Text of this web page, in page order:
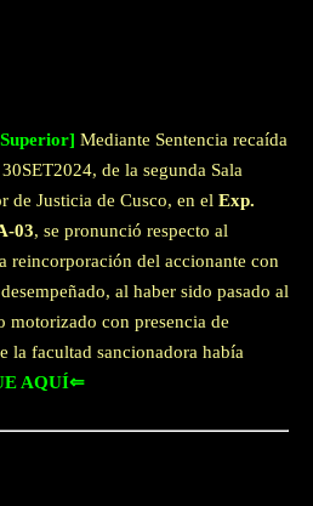
Mediante Sentencia recaída
de la segunda Sala
de Justicia de Cusco, en el Exp.
03, se pronunció respecto al
reincorporación del accionante con
al haber sido pasado al
con presencia de
la facultad sancionadora había
AQUÍ⇐